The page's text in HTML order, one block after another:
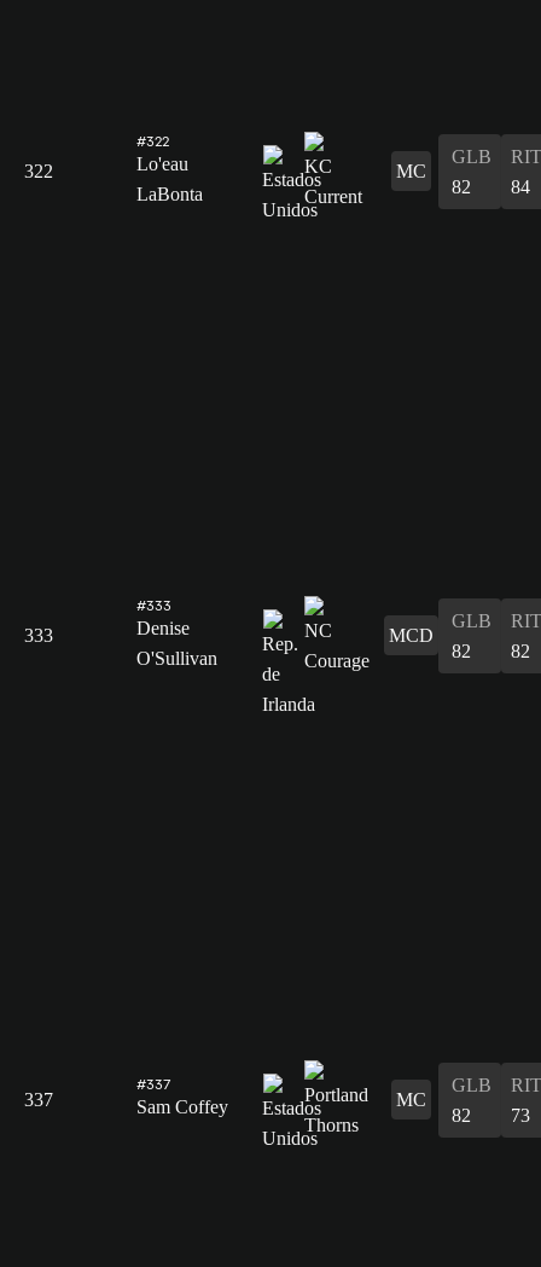
322
#322
Lo'eau
LaBonta
MC
GLB
82
RIT
84
333
#333
Denise
O'Sullivan
MCD
GLB
82
RIT
82
337
#337
Sam Coffey MC
GLB
82
RIT
73